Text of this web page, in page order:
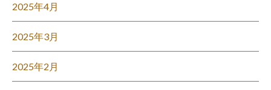
2025年4月
2025年3月
2025年2月